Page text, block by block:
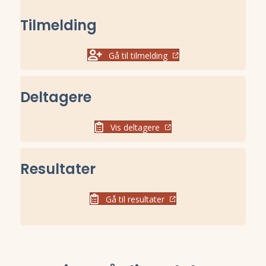
Tilmelding
Gå til tilmelding
Deltagere
Vis deltagere
Resultater
Gå til resultater